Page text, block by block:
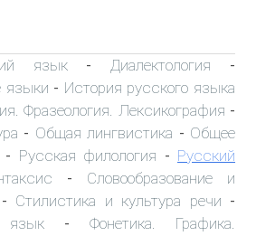
язык- Диалектология -
языки - История русского языка
Фразеология. Лексикография -
- Общая лингвистика - Общее
- Русская филология - Русский
- Словообразование и
- Стилистика и культура речи -
язык - Фонетика. Графика.